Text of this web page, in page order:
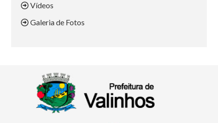
Vídeos
Galeria de Fotos